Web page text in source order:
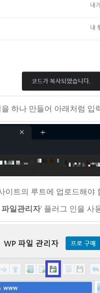
하나 만들어 아래처럼 입
이트의 루트에 업로드해야
파일관리자' 플러그 인을 사